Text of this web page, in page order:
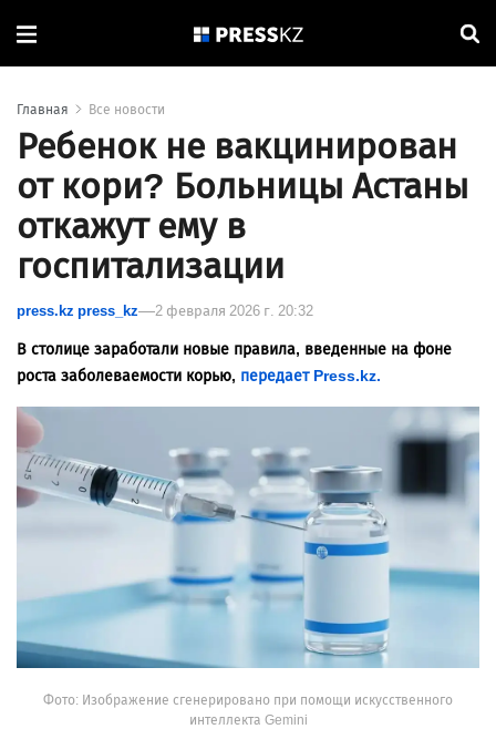
Главная Все новости
Ребенок не вакцинирован
от кори? Больницы Астаны
откажут ему в
госпитализации
press.kz press_kz 2 февраля 2026 г. 20:32
В столице заработали новые правила, введенные на фоне
роста заболеваемости корью, передает Press.kz.
Фото: Изображение сгенерировано при помощи искусственного
интеллекта Gemini